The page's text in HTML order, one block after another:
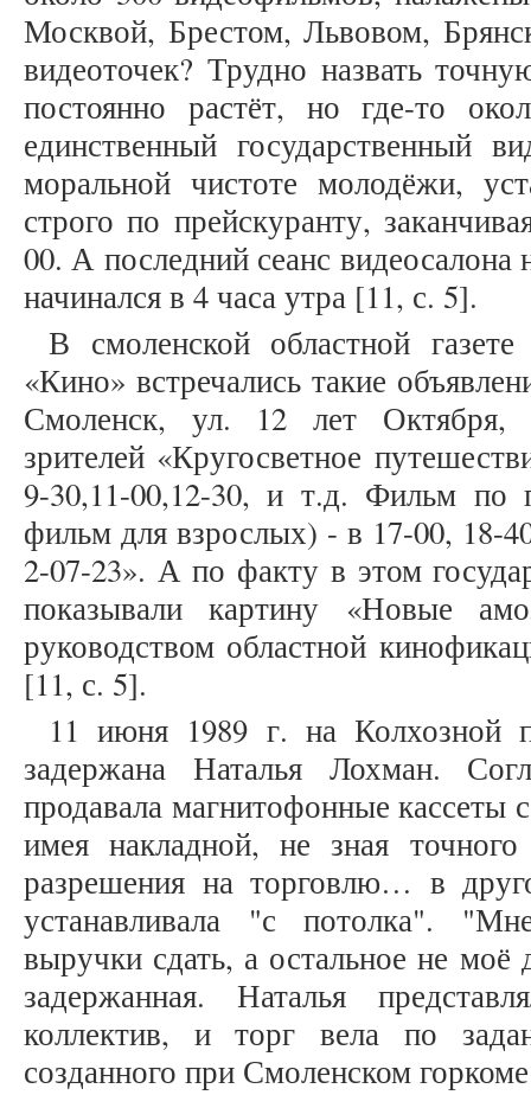
Москвой, Брестом, Львовом,
видеоточек? Трудно назвать
постоянно растёт, но где-то
единственный государственный
моральной чистоте молодёжи,
строго по прейскуранту,
00. А последний сеанс
начинался в 4 часа утра [11, с. 5].
В смоленской областной
«Кино» встречались такие
Смоленск, ул. 12 лет Октября,
зрителей «Кругосветное
9-30,11-00,12-30, и т.д. Фильм по
фильм для взрослых) - в 17-00, 18-
2-07-23». А по факту в этом
показывали картину «Новые
руководством областной
[11, с. 5].
11 июня 1989 г. на Колхозной
задержана Наталья Лохман.
продавала магнитофонные кассеты
имея накладной, не зная
разрешения на торговлю… в
устанавливала "с потолка".
выручки сдать, а остальное не
задержанная. Наталья
коллектив, и торг вела по
созданного при Смоленском